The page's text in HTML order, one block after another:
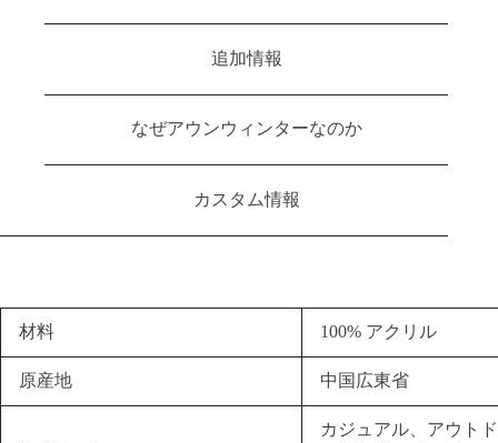
追加情報
なぜアウンウィンターなのか
カスタム情報
材料 100% アクリル
原産地 中国広東省
カジュアル、アウト